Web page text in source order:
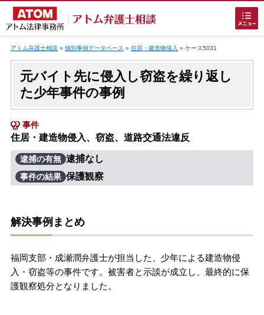
ホームに戻る
刑事事件でお困りの方
刑事事件の無料相談
接見・面会を弁護士に依頼
刑事事件を示談で解決したい
アトム弁護士相談 » 個別事例データベース » 住居・建造物侵入 » ケース5031
元バイト先に侵入し窃盗を繰り返し
た少年事件の事例
事件
住居・建造物侵入、窃盗、道路交通法違反
逮捕の有無 逮捕なし
事件の結果 保護観察
解決事例まとめ
福岡支部・成瀬潤弁護士が担当した、少年による建造物侵
入・窃盗等の事件です。被害者と示談が成立し、最終的に保
護観察処分となりました。